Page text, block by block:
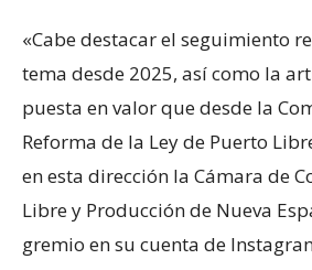
«Cabe destacar el seguimiento
tema desde 2025, así como la
puesta en valor que desde la
Reforma de la Ley de Puerto
en esta dirección la Cámara de
Libre y Producción de Nueva
gremio en su cuenta de